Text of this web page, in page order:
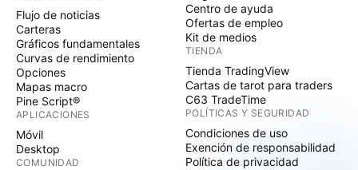
Flujo de noticias
Carteras
Gráficos fundamentales
Curvas de rendimiento
Opciones
Mapas macro
Pine Script®
APLICACIONES
Móvil
Desktop
COMUNIDAD
Centro de ayuda
Ofertas de empleo
Kit de medios
TIENDA
Tienda TradingView
Cartas de tarot para traders
C63 TradeTime
POLÍTICAS Y SEGURIDAD
Condiciones de uso
Exención de responsabilidad
Política de privacidad